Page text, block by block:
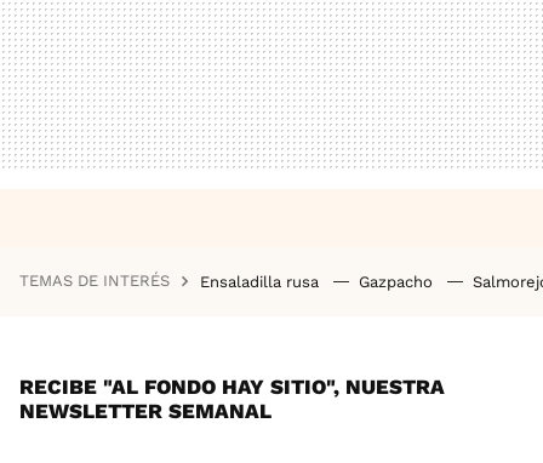
TEMAS DE INTERÉS Ensaladilla rusa Gazpacho
RECIBE "AL FONDO HAY SITIO", NUESTRA
NEWSLETTER SEMANAL